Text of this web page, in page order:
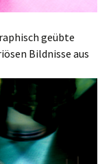
geübte
Bildnisse aus